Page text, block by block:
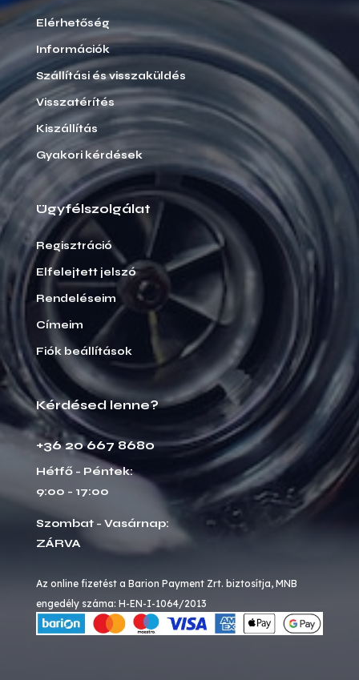
Elérhetőség
Információk
Szállítási és visszaküldés
Visszatérítés
Kiszállítás
Gyakori kérdések
Ügyfélszolgálat
Regisztráció
Elfelejtett jelszó
Rendeléseim
Címeim
Fiók beállítások
Kérdésed lenne?
+36 20 667 8680
Hétfő - Péntek:
9:00 - 17:00
Szombat - Vasárnap:
ZÁRVA
Az online fizetést a Barion Payment Zrt. biztosítja, MNB
engedély száma: H-EN-I-1064/2013